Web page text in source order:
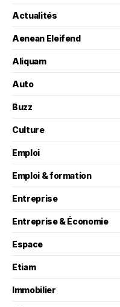
Actualités
Aenean Eleifend
Aliquam
Auto
Buzz
Culture
Emploi
Emploi & formation
Entreprise
Entreprise & Économie
Espace
Etiam
Immobilier